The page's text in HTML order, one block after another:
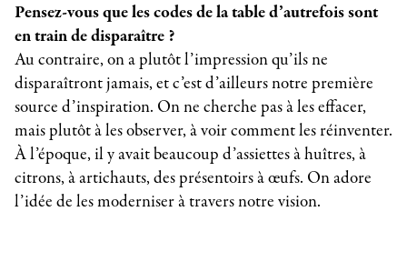
Pensez-vous que les codes de la table d’autrefois sont
en train de disparaître ?
Au contraire, on a plutôt l’impression qu’ils ne
disparaîtront jamais, et c’est d’ailleurs notre première
source d’inspiration. On ne cherche pas à les effacer,
mais plutôt à les observer, à voir comment les réinventer.
À l’époque, il y avait beaucoup d’assiettes à huîtres, à
citrons, à artichauts, des présentoirs à œufs. On adore
l’idée de les moderniser à travers notre vision.